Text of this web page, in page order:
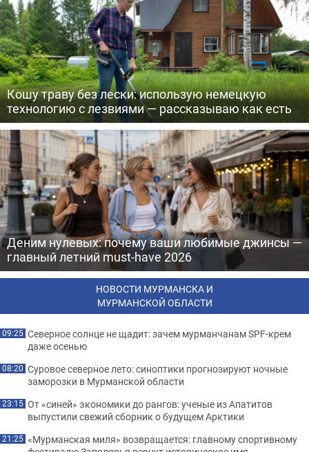
Кошу траву без лески: использую немецкую
технологию с лезвиями — рассказываю как есть
Деним нулевых: почему ваши любимые джинсы —
главный летний must-have 2026
НОВОСТИ МУРМАНСКА И
МУРМАНСКОЙ ОБЛАСТИ
09:25 Северное солнце не щадит: зачем мурманчанам SPF-крем
даже осенью
08:20 Суровое северное лето: синоптики прогнозируют ночные
заморозки в Мурманской области
23:15 От «синей» экономики до рангов: ученые из Апатитов
выпустили свежий сборник о будущем Арктики
21:25 «Мурманская миля» возвращается: главному спортивному